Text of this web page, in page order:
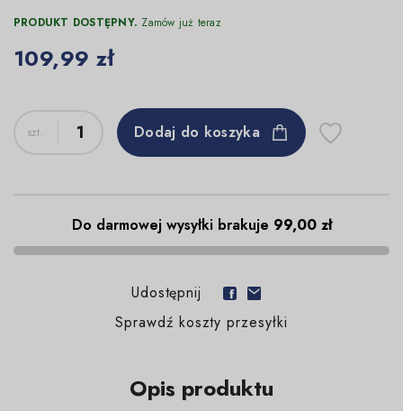
PRODUKT DOSTĘPNY. Zamów już teraz
109,99 zł
Dodaj do koszyka
Do darmowej wysyłki brakuje 99,00 zł
Udostępnij
Sprawdź koszty przesyłki
Opis produktu